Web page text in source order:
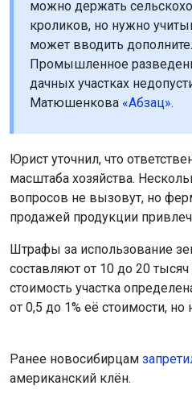
Юрист уточнил, что
масштаба хозяйства.
вопросов не вызовут, но
продажей продукции
Штрафы за использование
стоимость участка
от 0,5 до 1% её стоимости, но
Ранее новосибирцам
американский клён.
Автор: Екатерина Шамина
публикации автора